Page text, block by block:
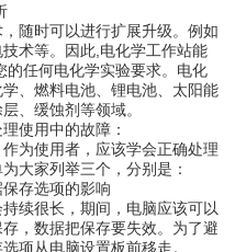
随时可以进行扩展升级。例如
术等。因此,电化学工作站能
的任何电化学实验要求。电化
、燃料电池、锂电池、太阳能
、缓蚀剂等领域。
使用中的故障：
为使用者，应该学会正确处理
大家列举三个，分别是：
存选项的影响
很长，期间，电脑应该可以
，数据把保存要失效。为了避
项从电脑设置板前移走。